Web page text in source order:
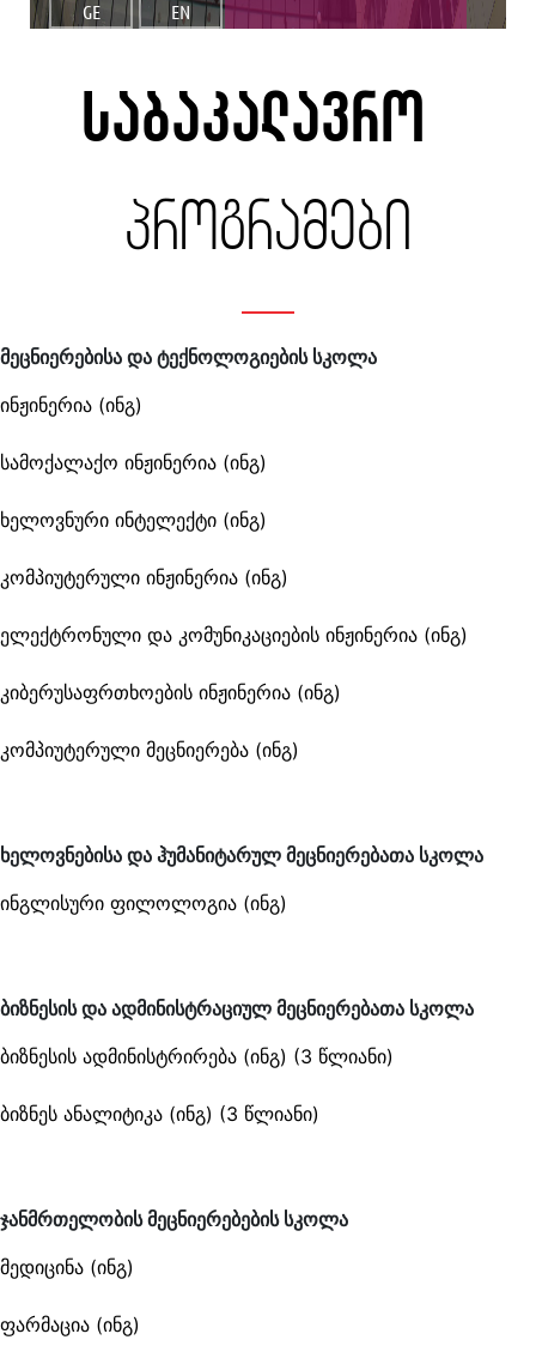
GE EN
საბაკალავრო
პროგრამები
მეცნიერებისა და ტექნოლოგიების სკოლა
ინჟინერია (ინგ)
სამოქალაქო ინჟინერია (ინგ)
ხელოვნური ინტელექტი (ინგ)
კომპიუტერული ინჟინერია (ინგ)
ელექტრონული და კომუნიკაციების ინჟინერია (ინგ)
კიბერუსაფრთხოების ინჟინერია (ინგ)
კომპიუტერული მეცნიერება (ინგ)
ხელოვნებისა და ჰუმანიტარულ მეცნიერებათა სკოლა
ინგლისური ფილოლოგია (ინგ)
ბიზნესის და ადმინისტრაციულ მეცნიერებათა სკოლა
ბიზნესის ადმინისტრირება (ინგ) (3 წლიანი)
ბიზნეს ანალიტიკა (ინგ) (3 წლიანი)
ჯანმრთელობის მეცნიერებების სკოლა
მედიცინა (ინგ)
ფარმაცია (ინგ)